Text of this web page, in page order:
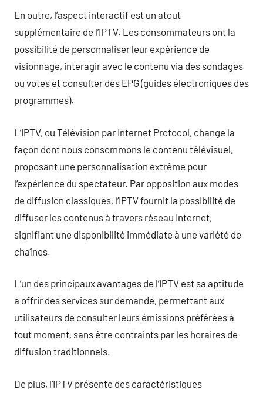
En outre, l’aspect interactif est un atout
supplémentaire de l’IPTV. Les consommateurs ont la
possibilité de personnaliser leur expérience de
visionnage, interagir avec le contenu via des sondages
ou votes et consulter des EPG (guides électroniques des
programmes).
L’IPTV, ou Télévision par Internet Protocol, change la
façon dont nous consommons le contenu télévisuel,
proposant une personnalisation extrême pour
l’expérience du spectateur. Par opposition aux modes
de diffusion classiques, l’IPTV fournit la possibilité de
diffuser les contenus à travers réseau Internet,
signifiant une disponibilité immédiate à une variété de
chaînes.
L’un des principaux avantages de l’IPTV est sa aptitude
à offrir des services sur demande, permettant aux
utilisateurs de consulter leurs émissions préférées à
tout moment, sans être contraints par les horaires de
diffusion traditionnels.
De plus, l’IPTV présente des caractéristiques